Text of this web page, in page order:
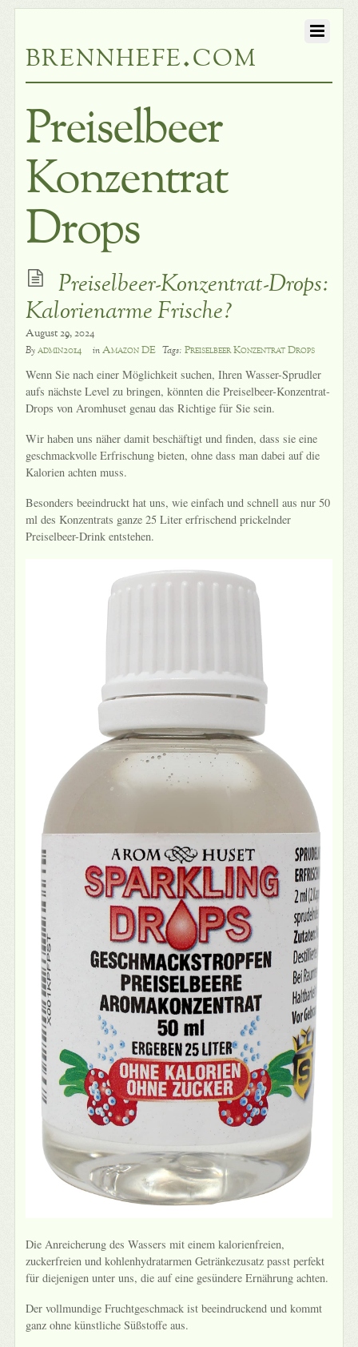
brennhefe.com
Preiselbeer
Konzentrat
Drops
Preiselbeer-Konzentrat-Drops:
Kalorienarme Frische?
August 29, 2024
Byadmin2014 inAmazon DE Tags: Preiselbeer Konzentrat Drops
Wenn Sie nach einer Möglichkeit suchen, Ihren Wasser-Sprudler
aufs nächste Level zu bringen, könnten die Preiselbeer-Konzentrat-
Drops von Aromhuset genau das Richtige für Sie sein.
Wir haben uns näher damit beschäftigt und finden, dass sie eine
geschmackvolle Erfrischung bieten, ohne dass man dabei auf die
Kalorien achten muss.
Besonders beeindruckt hat uns, wie einfach und schnell aus nur 50
ml des Konzentrats ganze 25 Liter erfrischend prickelnder
Preiselbeer-Drink entstehen.
Die Anreicherung des Wassers mit einem kalorienfreien,
zuckerfreien und kohlenhydratarmen Getränkezusatz passt perfekt
für diejenigen unter uns, die auf eine gesündere Ernährung achten.
Der vollmundige Fruchtgeschmack ist beeindruckend und kommt
ganz ohne künstliche Süßstoffe aus.